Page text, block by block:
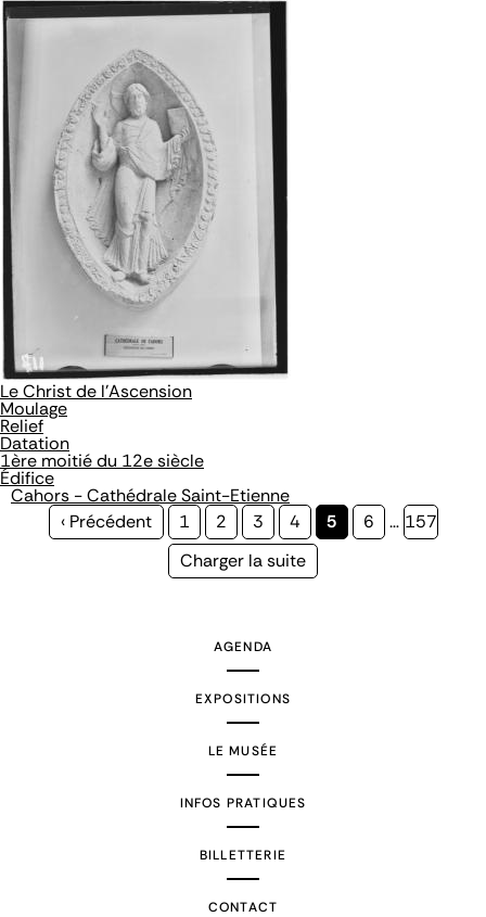
Le Christ de l'Ascension
Moulage
Relief
Datation
1ère moitié du 12e siècle
Édifice
Cahors - Cathédrale Saint-Etienne
Page
‹ Précédent Page
1 Page
2 Page
3 Page
4
Page
5 Page
6 … Page
157
Page
Charger la suite
AGENDA
EXPOSITIONS
LE MUSÉE
INFOS PRATIQUES
BILLETTERIE
CONTACT